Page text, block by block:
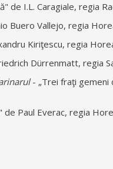
de I.L. Caragiale, regia
Buero Vallejo, regia
Kiriţescu, regia
Dürrenmatt, regia
- „Trei fraţi gemeni
Paul Everac, regia